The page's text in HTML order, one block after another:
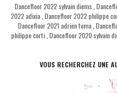
Dancefloor 2022 sylvain diems,
2022 adixia Dancefloor 2022 philippe
Dancefloor 2021 adrien toma,
philippe corti Dancefloor 2020 sylvain
VOUS RECHERCHEZ UNE